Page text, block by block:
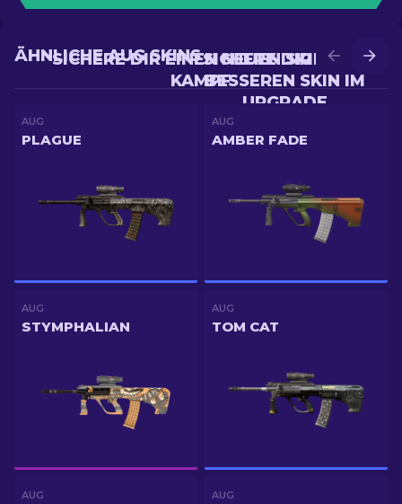
SICHERE DIR EINEN
BESSEREN SKIN IM
UPGRADE
SICHERE DIR EINEN NEUEN SKIN IM
KAMPF
ÄHNLICHE AUG SKINS
AUG
PLAGUE
AUG
AMBER FADE
AUG
STYMPHALIAN
AUG
TOM CAT
AUG AUG